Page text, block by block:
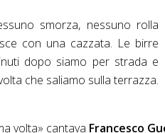
smorza, nessuno rolla
con una cazzata. Le birre
dopo siamo per strada e
che saliamo sulla terrazza.
volta» cantava Francesco